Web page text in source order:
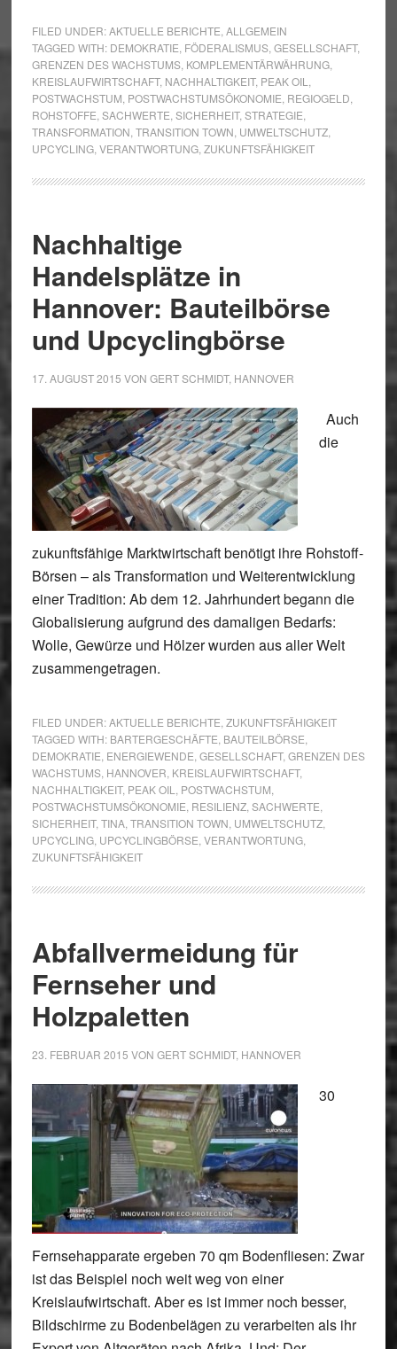
FILED UNDER:AKTUELLE BERICHTE ALLGEMEIN
TAGGED WITH: DEMOKRATIE FÖDERALISMUS, GESELLSCHAFT,
GRENZEN DES WACHSTUMS, KOMPLEMENTÄRWÄHRUNG,
KREISLAUFWIRTSCHAFT, NACHHALTIGKEIT, PEAK OIL
POSTWACHSTUM POSTWACHSTUMSÖKONOMIE REGIOGELD
ROHSTOFFE SACHWERTE SICHERHEIT, STRATEGIE
TRANSFORMATION TRANSITION TOWN UMWELTSCHUTZ,
UPCYCLING, VERANTWORTUNG, ZUKUNFTSFÄHIGKEIT
Nachhaltige
Handelsplätze in
Hannover: Bauteilbörse
und Upcyclingbörse
17. AUGUST 2015 VON GERT SCHMIDT, HANNOVER
Auch
die
zukunftsfähige Marktwirtschaft benötigt ihre Rohstoff-
Börsen – als Transformation und Weiterentwicklung
einer Tradition: Ab dem 12. Jahrhundert begann die
Globalisierung aufgrund des damaligen Bedarfs:
Wolle, Gewürze und Hölzer wurden aus aller Welt
zusammengetragen.
FILED UNDER:AKTUELLE BERICHTE ZUKUNFTSFÄHIGKEIT
TAGGED WITH: BARTERGESCHÄFTE BAUTEILBÖRSE
DEMOKRATIE ENERGIEWENDE GESELLSCHAFT, GRENZEN DES
WACHSTUMS, HANNOVER KREISLAUFWIRTSCHAFT,
NACHHALTIGKEIT, PEAK OIL POSTWACHSTUM
POSTWACHSTUMSÖKONOMIE RESILIENZ, SACHWERTE
SICHERHEIT, TINA, TRANSITION TOWN UMWELTSCHUTZ,
UPCYCLING, UPCYCLINGBÖRSE VERANTWORTUNG,
ZUKUNFTSFÄHIGKEIT
Abfallvermeidung für
Fernseher und
Holzpaletten
23. FEBRUAR 2015 VON GERT SCHMIDT, HANNOVER
30
Fernsehapparate ergeben 70 qm Bodenfliesen: Zwar
ist das Beispiel noch weit weg von einer
Kreislaufwirtschaft. Aber es ist immer noch besser,
Bildschirme zu Bodenbelägen zu verarbeiten als ihr